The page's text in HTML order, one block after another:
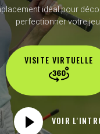
idéal pour
perfectionner votre
VISITE VIRTUELLE
VOIR